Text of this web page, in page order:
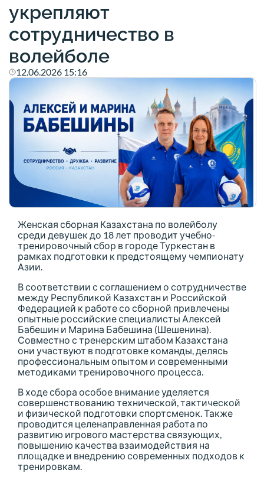
укрепляют
сотрудничество в
волейболе
12.06.2026 15:16
Женская сборная Казахстана по волейболу
среди девушек до 18 лет проводит учебно-
тренировочный сбор в городе Туркестан в
рамках подготовки к предстоящему чемпионату
Азии.
В соответствии с соглашением о сотрудничестве
между Республикой Казахстан и Российской
Федерацией к работе со сборной привлечены
опытные российские специалисты Алексей
Бабешин и Марина Бабешина (Шешенина).
Совместно с тренерским штабом Казахстана
они участвуют в подготовке команды, делясь
профессиональным опытом и современными
методиками тренировочного процесса.
В ходе сбора особое внимание уделяется
совершенствованию технической, тактической
и физической подготовки спортсменок. Также
проводится целенаправленная работа по
развитию игрового мастерства связующих,
повышению качества взаимодействия на
площадке и внедрению современных подходов к
тренировкам.